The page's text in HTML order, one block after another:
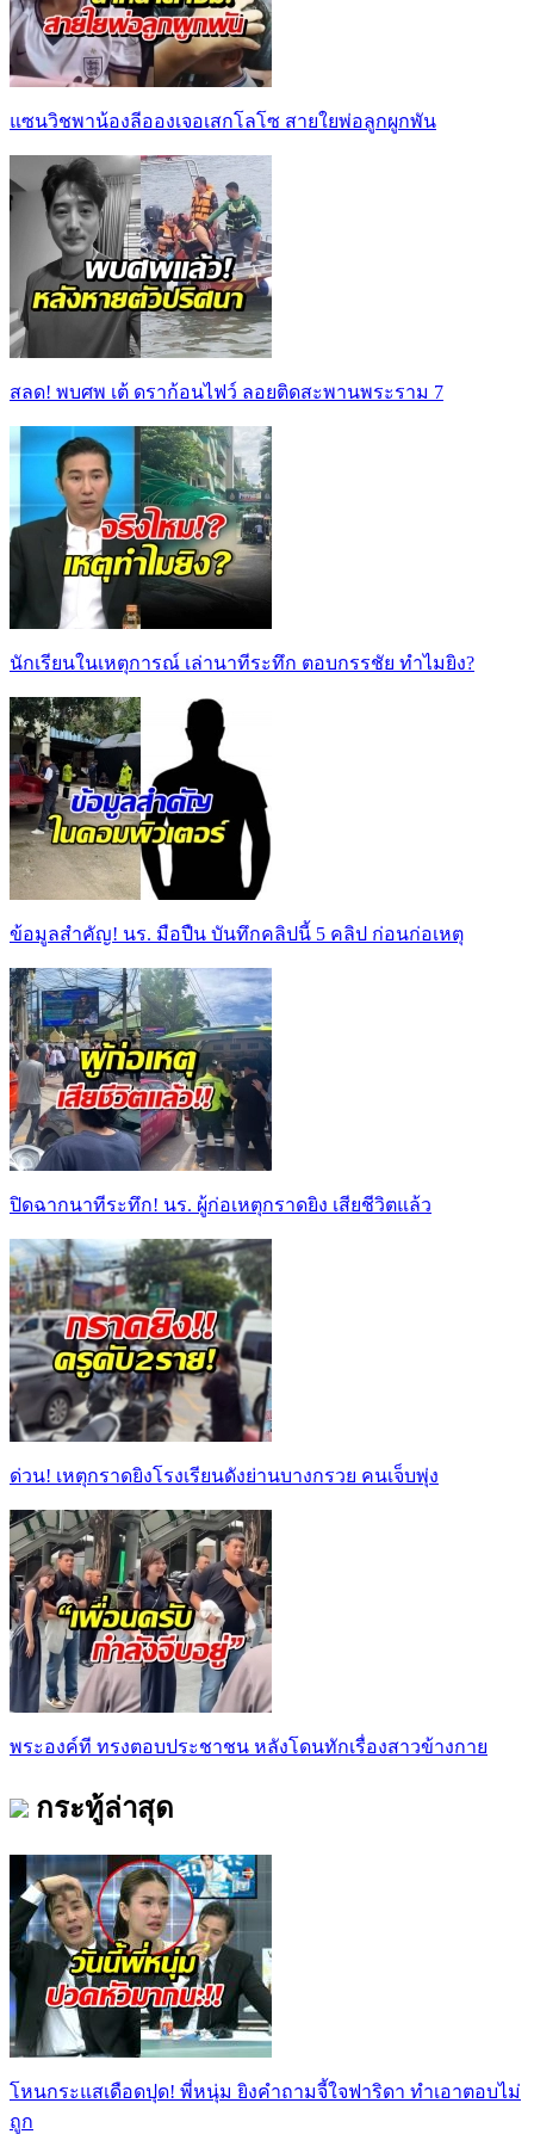
แซนวิชพาน้องลีอองเจอเสกโลโซ สายใยพ่อลูกผูกพัน
สลด! พบศพ เต้ ดราก้อนไฟว์ ลอยติดสะพานพระราม 7
นักเรียนในเหตุการณ์ เล่านาทีระทึก ตอบกรรชัย ทำไมยิง?
ข้อมูลสำคัญ! นร. มือปืน บันทึกคลิปนี้ 5 คลิป ก่อนก่อเหตุ
ปิดฉากนาทีระทึก! นร. ผู้ก่อเหตุกราดยิง เสียชีวิตแล้ว
ด่วน! เหตุกราดยิงโรงเรียนดังย่านบางกรวย คนเจ็บพุ่ง
พระองค์ที ทรงตอบประชาชน หลังโดนทักเรื่องสาวข้างกาย
กระทู้ล่าสุด
โหนกระแสเดือดปุด! พี่หนุ่ม ยิงคำถามจี้ใจฟาริดา ทำเอาตอบไม่
ถูก